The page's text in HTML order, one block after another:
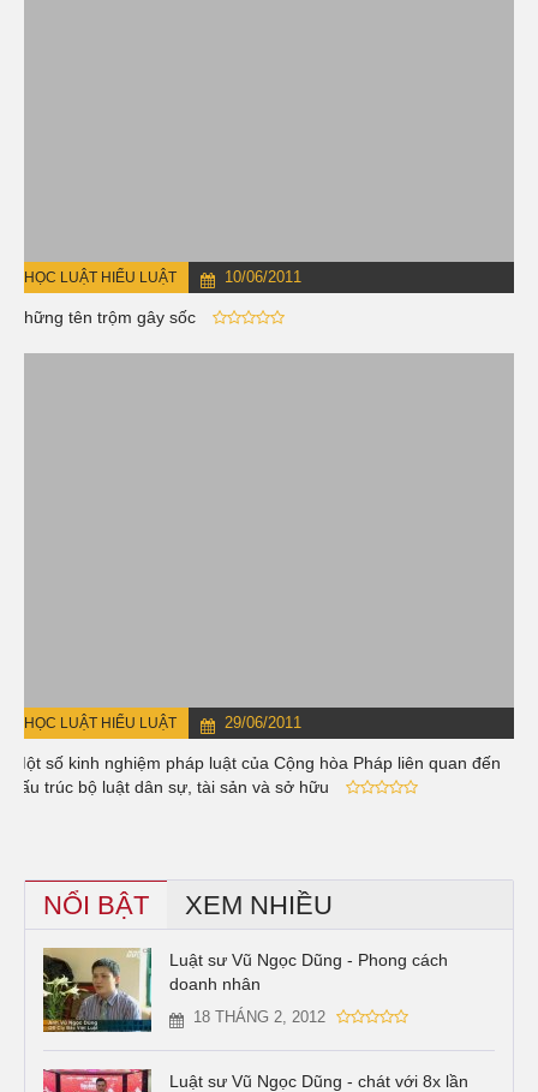
HỌC LUẬT HIỂU LUẬT 10/06/2011
Những tên trộm gây sốc
HỌC LUẬT HIỂU LUẬT 29/06/2011
Một số kinh nghiệm pháp luật của Cộng hòa Pháp liên quan đến
cấu trúc bộ luật dân sự, tài sản và sở hữu
NỔI BẬT XEM NHIỀU
Luật sư Vũ Ngọc Dũng - Phong cách
doanh nhân
18 THÁNG 2, 2012
Luật sư Vũ Ngọc Dũng - chát với 8x lần